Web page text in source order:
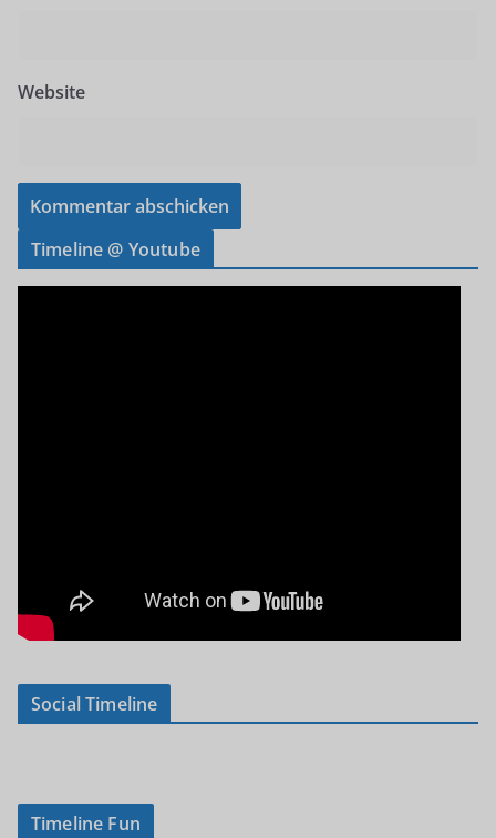
Website
Timeline @ Youtube
Social Timeline
Timeline Fun